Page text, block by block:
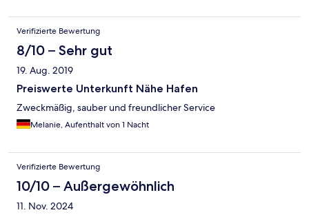
Verifizierte Bewertung
8/10 – Sehr gut
19. Aug. 2019
Preiswerte Unterkunft Nähe Hafen
Zweckmäßig, sauber und freundlicher Service
Melanie, Aufenthalt von 1 Nacht
Verifizierte Bewertung
10/10 – Außergewöhnlich
11. Nov. 2024